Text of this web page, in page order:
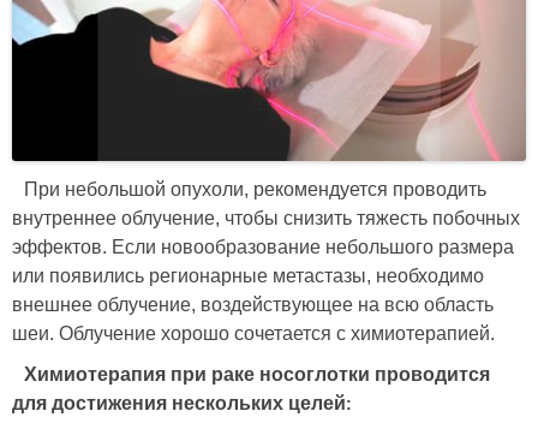
При небольшой опухоли, рекомендуется проводить
внутреннее облучение, чтобы снизить тяжесть побочных
эффектов. Если новообразование небольшого размера
или появились регионарные метастазы, необходимо
внешнее облучение, воздействующее на всю область
шеи. Облучение хорошо сочетается с химиотерапией.
Химиотерапия при раке носоглотки проводится
для достижения нескольких целей: